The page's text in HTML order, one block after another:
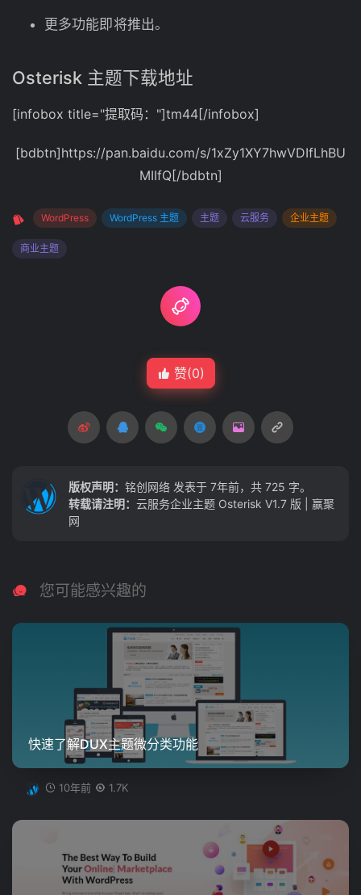
更多功能即将推出。
Osterisk 主题下载地址
[infobox title="提取码："]tm44[/infobox]
[bdbtn]https://pan.baidu.com/s/1xZy1XY7hwVDIfLhBU
MIIfQ[/bdbtn]
WordPress WordPress 主题 主题 云服务 企业主题
商业主题
赞(0)
版权声明： 铭创网络 发表于 7年前，共 725 字。
转载请注明： 云服务企业主题 Osterisk V1.7 版 | 赢聚
网
您可能感兴趣的
快速了解DUX主题微分类功能
10年前 1.7K